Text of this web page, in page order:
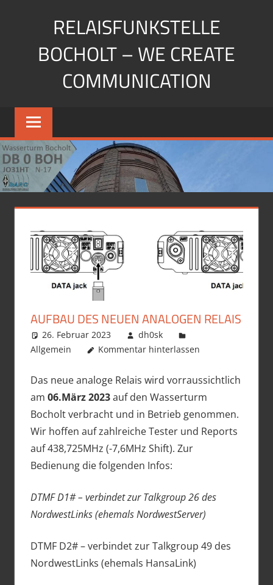
springen
RELAISFUNKSTELLE
BOCHOLT – WE CREATE
COMMUNICATION
Die
Relaisfunkstellen
dem
Wasserturm
Bocholt
AUFBAU DES NEUEN ANALOGEN RELAIS
26. Februar 2023
dh0sk
Allgemein
Kommentar hinterlassen
Das neue analoge Relais wird vorraussichtlich
am 06.März 2023auf den Wasserturm
Bocholt verbracht und in Betrieb genommen.
Wir hoffen auf zahlreiche Tester und Reports
auf 438,725MHz (-7,6MHz Shift). Zur
Bedienung die folgenden Infos:
DTMF D1# – verbindet zur Talkgroup 26 des
NordwestLinks (ehemals NordwestServer)
DTMF D2# – verbindet zur Talkgroup 49 des
NordwestLinks (ehemals HansaLink)